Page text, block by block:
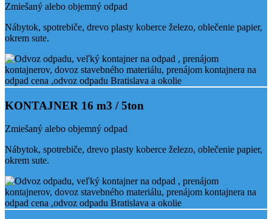
Zmiešaný alebo objemný odpad
Nábytok, spotrebiče, drevo plasty koberce železo, oblečenie papier,
okrem sute.
KONTAJNER 16 m3 / 5ton
Zmiešaný alebo objemný odpad
Nábytok, spotrebiče, drevo plasty koberce železo, oblečenie papier,
okrem sute.